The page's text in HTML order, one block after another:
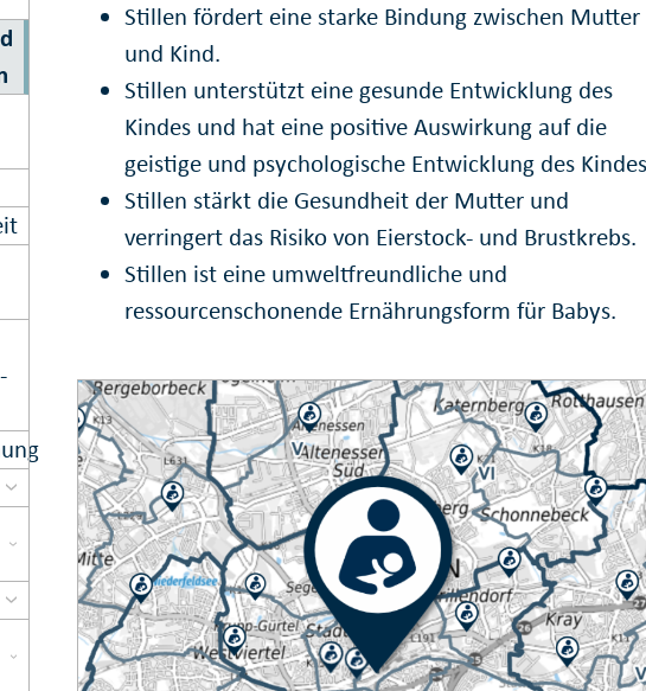
Stillen fördert eine starke Bindung zwischen Mutter
und Kind.
Stillen unterstützt eine gesunde Entwicklung des
Kindes und hat eine positive Auswirkung auf die
geistige und psychologische Entwicklung des
Stillen stärkt die Gesundheit der Mutter und
verringert das Risiko von Eierstock- und Brustkrebs.
Stillen ist eine umweltfreundliche und
ressourcenschonende Ernährungsform für Babys.